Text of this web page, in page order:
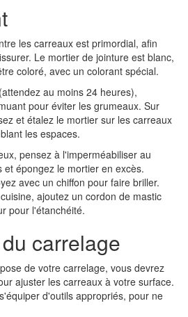
les carreaux est primordial, afin
Le mortier de jointure est blanc,
coloré, avec un colorant spécial.
au moins 24 heures),
pour éviter les grumeaux. Sur
et étalez le mortier sur les carreaux
les espaces.
pensez à l'imperméabiliser au
épongez le mortier en excès.
avec un chiffon pour faire briller.
ajoutez un cordon de mastic
pour l'étanchéité.
carrelage
de votre carrelage, vous devrez
ajuster les carreaux à votre surface.
d'outils appropriés, pour ne